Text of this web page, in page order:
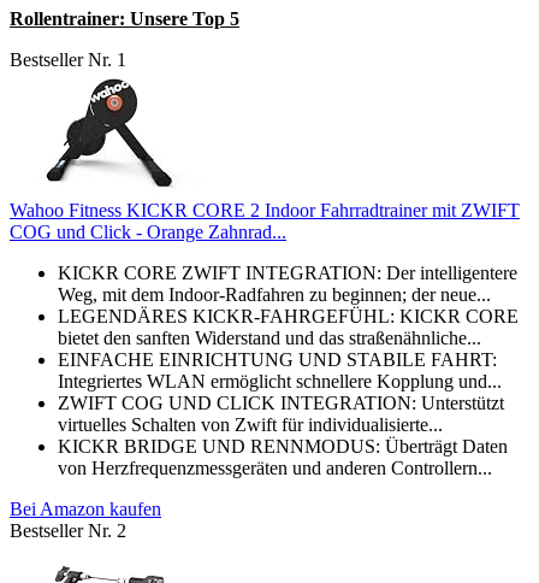
Rollentrainer: Unsere Top 5
Bestseller Nr. 1
Wahoo Fitness KICKR CORE 2 Indoor Fahrradtrainer mit ZWIFT
COG und Click - Orange Zahnrad...
KICKR CORE ZWIFT INTEGRATION: Der intelligentere
Weg, mit dem Indoor-Radfahren zu beginnen; der neue...
LEGENDÄRES KICKR-FAHRGEFÜHL: KICKR CORE
bietet den sanften Widerstand und das straßenähnliche...
EINFACHE EINRICHTUNG UND STABILE FAHRT:
Integriertes WLAN ermöglicht schnellere Kopplung und...
ZWIFT COG UND CLICK INTEGRATION: Unterstützt
virtuelles Schalten von Zwift für individualisierte...
KICKR BRIDGE UND RENNMODUS: Überträgt Daten
von Herzfrequenzmessgeräten und anderen Controllern...
Bei Amazon kaufen
Bestseller Nr. 2